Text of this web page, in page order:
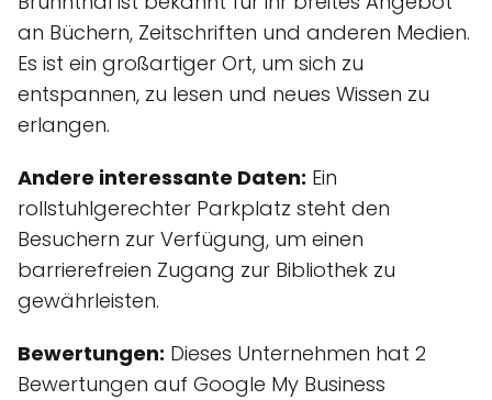
an Büchern, Zeitschriften und anderen Medien.
Es ist ein großartiger Ort, um sich zu
entspannen, zu lesen und neues Wissen zu
erlangen.
Andere interessante Daten: Ein
rollstuhlgerechter Parkplatz steht den
Besuchern zur Verfügung, um einen
barrierefreien Zugang zur Bibliothek zu
gewährleisten.
Bewertungen: Dieses Unternehmen hat 2
Bewertungen auf Google My Business